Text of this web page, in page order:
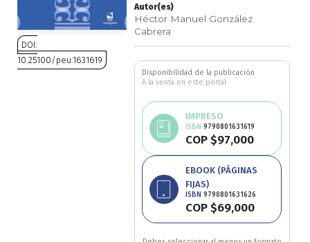
Ciencias
Ciencia política
DOI:
10.25100/peu.1631619
Autor(es)
Héctor Manuel González
Cabrera
Disponibilidad de la publicación
A la venta en este portal
IMPRESO
ISBN9790801631619
COP $97,000
EBOOK (PÁGINAS
FIJAS)
ISBN9790801631626
COP $69,000